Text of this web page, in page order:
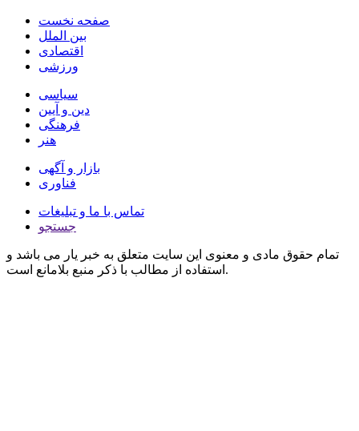
صفحه نخست
بین الملل
اقتصادی
ورزشی
سیاسی
دین و آیین
فرهنگی
هنر
بازار و آگهی
فناوری
تماس با ما و تبلیغات
جستجو
تمام حقوق مادی و معنوی این سایت متعلق به خبر یار می باشد و
استفاده از مطالب با ذکر منبع بلامانع است.